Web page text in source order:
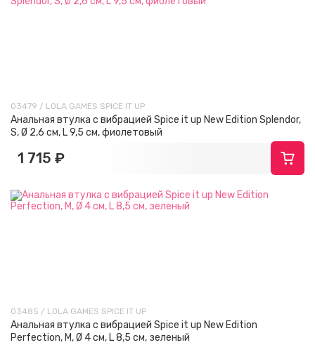
03479 / LOLA GAMES SPICE IT UP
Анальная втулка с вибрацией Spice it up New Edition Splendor,
S, Ø 2,6 см, L 9,5 см, фиолетовый
1 715 ₽
03485 / LOLA GAMES SPICE IT UP
Анальная втулка с вибрацией Spice it up New Edition
Perfection, M, Ø 4 см, L 8,5 см, зеленый